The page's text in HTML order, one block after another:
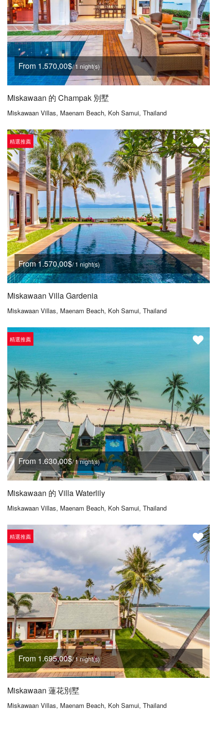
From 1.570,00$/ 1 night(s)
Miskawaan 的 Champak 別墅
Miskawaan Villas, Maenam Beach, Koh Samui, Thailand
精選推薦
From 1.570,00$/ 1 night(s)
Miskawaan Villa Gardenia
Miskawaan Villas, Maenam Beach, Koh Samui, Thailand
精選推薦
From 1.630,00$/ 1 night(s)
Miskawaan 的 Villa Waterlily
Miskawaan Villas, Maenam Beach, Koh Samui, Thailand
精選推薦
From 1.695,00$/ 1 night(s)
Miskawaan 蓮花別墅
Miskawaan Villas, Maenam Beach, Koh Samui, Thailand